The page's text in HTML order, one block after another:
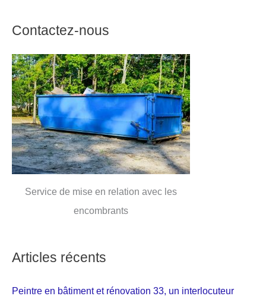
Contactez-nous
Service de mise en relation avec les
encombrants
Articles récents
Peintre en bâtiment et rénovation 33, un interlocuteur